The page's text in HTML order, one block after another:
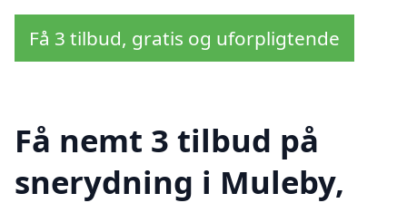
Få 3 tilbud, gratis og uforpligtende
Få nemt 3 tilbud på
snerydning i Muleby,